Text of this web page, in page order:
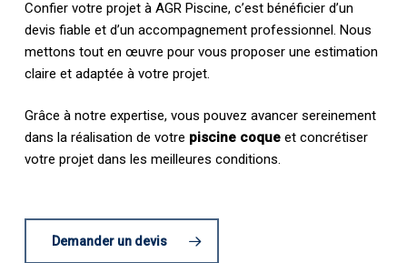
Confier votre projet à AGR Piscine, c’est bénéficier d’un
devis fiable et d’un accompagnement professionnel. Nous
mettons tout en œuvre pour vous proposer une estimation
claire et adaptée à votre projet.
Grâce à notre expertise, vous pouvez avancer sereinement
dans la réalisation de votre piscine coque et concrétiser
votre projet dans les meilleures conditions.
Demander un devis